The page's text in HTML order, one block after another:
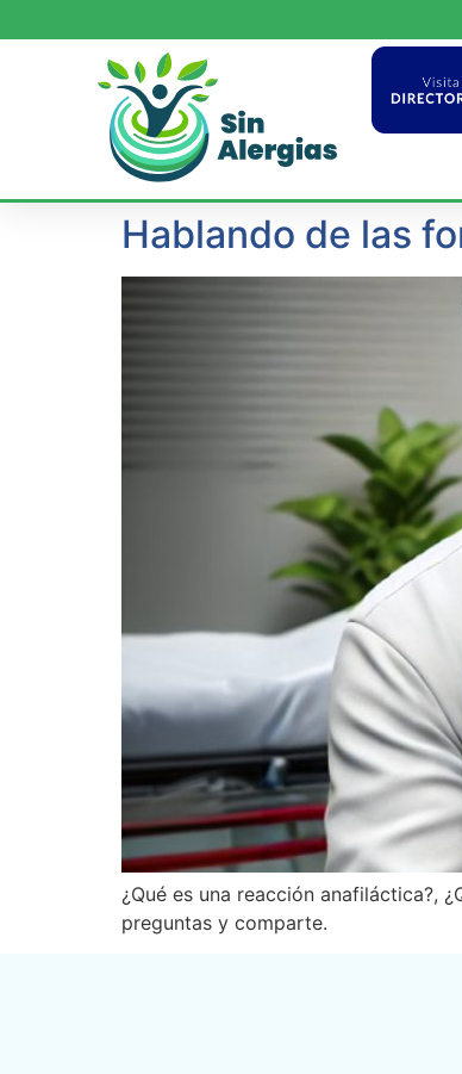
Hablando de las
¿Qué es una reacción anafiláctica?,
preguntas y comparte.